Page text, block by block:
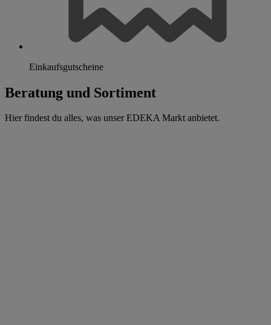
Einkaufsgutscheine
Beratung und Sortiment
Hier findest du alles, was unser EDEKA Markt anbietet.